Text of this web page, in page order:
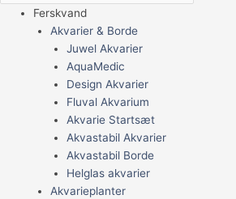
Ferskvand
Akvarier & Borde
Juwel Akvarier
AquaMedic
Design Akvarier
Fluval Akvarium
Akvarie Startsæt
Akvastabil Akvarier
Akvastabil Borde
Helglas akvarier
Akvarieplanter